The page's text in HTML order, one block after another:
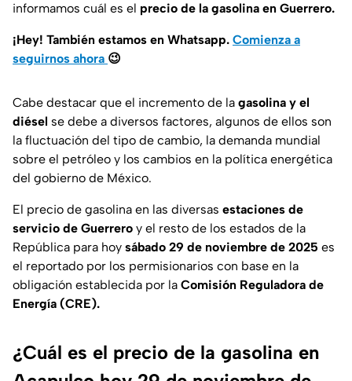
informamos cuál es el precio de la gasolina en Guerrero.
¡Hey! También estamos en Whatsapp. Comienza a
seguirnos ahora 😉
Cabe destacar que el incremento de la gasolina y el
diésel se debe a diversos factores, algunos de ellos son
la fluctuación del tipo de cambio, la demanda mundial
sobre el petróleo y los cambios en la política energética
del gobierno de México.
El precio de gasolina en las diversas estaciones de
servicio de Guerrero y el resto de los estados de la
República para hoy sábado 29 de noviembre de 2025 es
el reportado por los permisionarios con base en la
obligación establecida por la Comisión Reguladora de
Energía (CRE).
¿Cuál es el precio de la gasolina en